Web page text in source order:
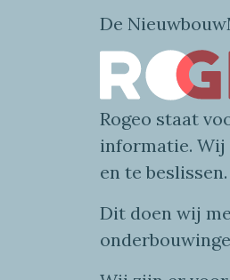
De
Rogeo staat
informatie. Wij
en te beslissen.
Dit doen wij